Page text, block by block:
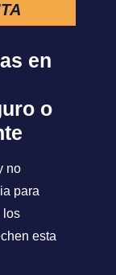
en
o
no
para
los
esta